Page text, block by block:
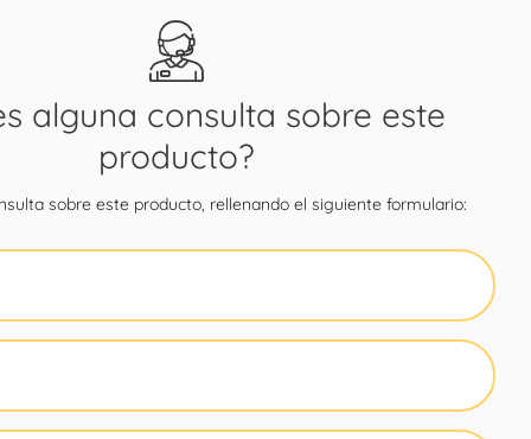
alguna consulta sobre este
producto?
sobre este producto, rellenando el siguiente formulario: